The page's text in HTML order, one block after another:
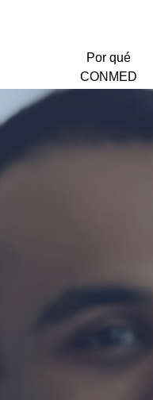
Por qué
CONMED